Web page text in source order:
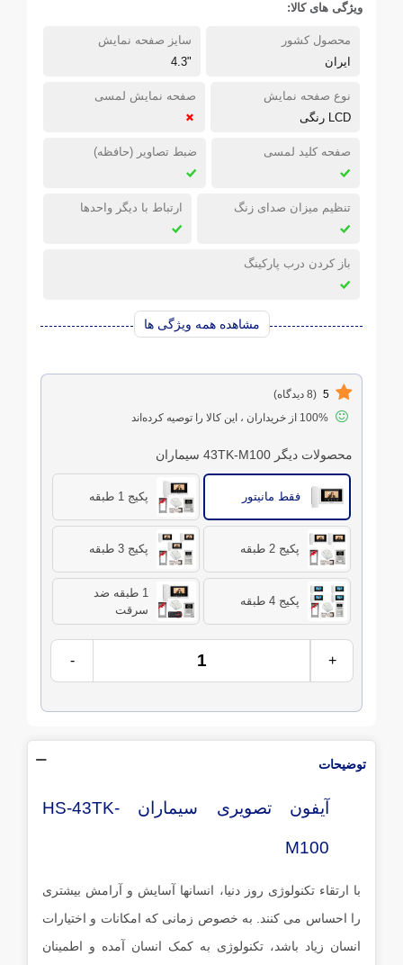
ویژگی های کالا:
محصول کشور
ایران
سایز صفحه نمایش
"4.3
نوع صفحه نمایش
LCD رنگی
صفحه نمایش لمسی
صفحه کلید لمسی ضبط تصاویر (حافظه)
تنظیم میزان صدای زنگ ارتباط با دیگر واحدها
باز کردن درب پارکینگ
مشاهده همه ویژگی ها
5 (8 دیدگاه)
محصولات دیگر 43TK-M100 سیماران
فقط مانیتور پکیج 1 طبقه
پکیج 2 طبقه پکیج 3 طبقه
پکیج 4 طبقه
1 طبقه ضد
سرقت
- +
توضیحات
آیفون تصویری سیماران HS-43TK-
M100
با ارتقاء تکنولوژی روز دنیا، انسانها آسایش و آرامش بیشتری
را احساس می کنند. به خصوص زمانی که امکانات و اختیارات
انسان زیاد باشد، تکنولوژی به کمک انسان آمده و اطمینان